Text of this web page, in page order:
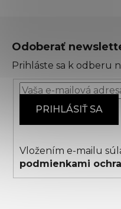
Odoberať
Prihláste sa k odberu
PRIHLÁSIŤ SA
Vložením e-mailu
podmienkami